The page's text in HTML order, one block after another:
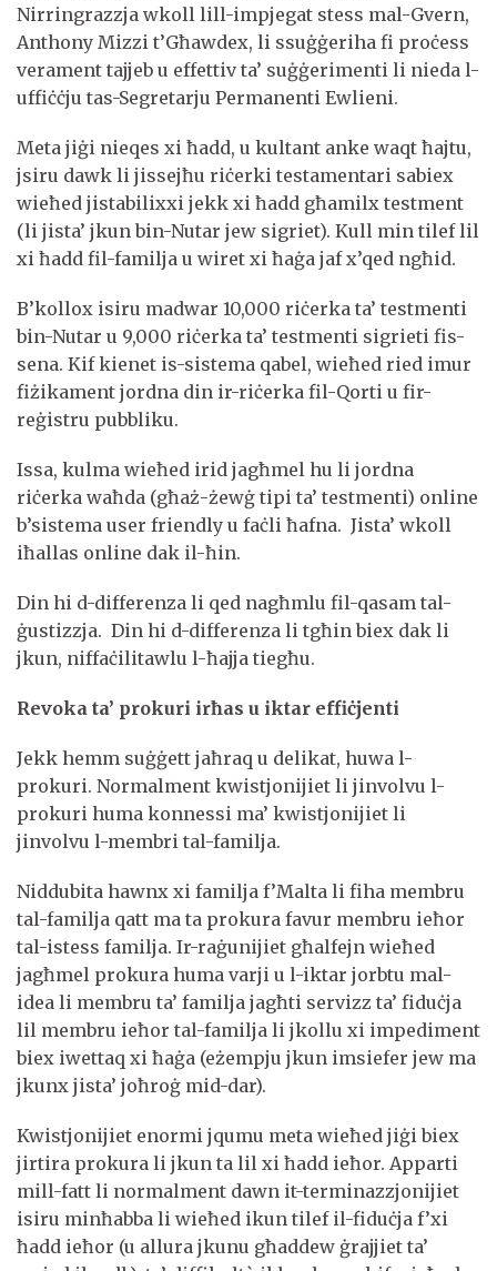
Nirringrazzja wkoll lill-impjegat stess mal-Gvern,
Anthony Mizzi t’Għawdex, li ssuġġeriha fi proċess
verament tajjeb u effettiv ta’ suġġerimenti li nieda l-
uffiċċju tas-Segretarju Permanenti Ewlieni.
Meta jiġi nieqes xi ħadd, u kultant anke waqt ħajtu,
jsiru dawk li jissejħu riċerki testamentari sabiex
wieħed jistabilixxi jekk xi ħadd għamilx testment
(li jista’ jkun bin-Nutar jew sigriet). Kull min tilef lil
xi ħadd fil-familja u wiret xi ħaġa jaf x’qed ngħid.
B’kollox isiru madwar 10,000 riċerka ta’ testmenti
bin-Nutar u 9,000 riċerka ta’ testmenti sigrieti fis-
sena. Kif kienet is-sistema qabel, wieħed ried imur
fiżikament jordna din ir-riċerka fil-Qorti u fir-
reġistru pubbliku.
Issa, kulma wieħed irid jagħmel hu li jordna
riċerka waħda (għaż-żewġ tipi ta’ testmenti) online
b’sistema user friendly u faċli ħafna. Jista’ wkoll
iħallas online dak il-ħin.
Din hi d-differenza li qed nagħmlu fil-qasam tal-
ġustizzja. Din hi d-differenza li tgħin biex dak li
jkun, niffaċilitawlu l-ħajja tiegħu.
Revoka ta’ prokuri irħas u iktar effiċjenti
Jekk hemm suġġett jaħraq u delikat, huwa l-
prokuri. Normalment kwistjonijiet li jinvolvu l-
prokuri huma konnessi ma’ kwistjonijiet li
jinvolvu l-membri tal-familja.
Niddubita hawnx xi familja f’Malta li fiha membru
tal-familja qatt ma ta prokura favur membru ieħor
tal-istess familja. Ir-raġunijiet għalfejn wieħed
jagħmel prokura huma varji u l-iktar jorbtu mal-
idea li membru ta’ familja jagħti servizz ta’ fiduċja
lil membru ieħor tal-familja li jkollu xi impediment
biex iwettaq xi ħaġa (eżempju jkun imsiefer jew ma
jkunx jista’ joħroġ mid-dar).
Kwistjonijiet enormi jqumu meta wieħed jiġi biex
jirtira prokura li jkun ta lil xi ħadd ieħor. Apparti
mill-fatt li normalment dawn it-terminazzjonijiet
isiru minħabba li wieħed ikun tilef il-fiduċja f’xi
ħadd ieħor (u allura jkunu għaddew ġrajjiet ta’